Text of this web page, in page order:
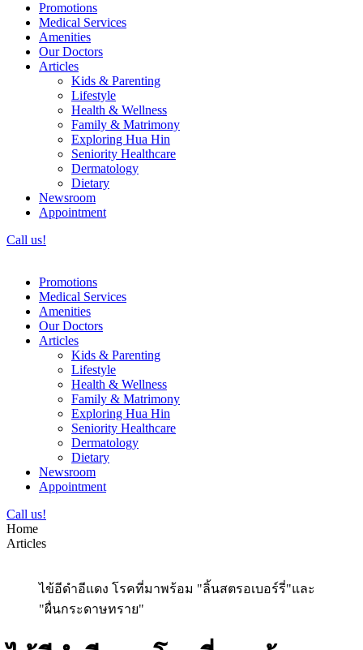
Promotions
Medical Services
Amenities
Our Doctors
Articles
Kids & Parenting
Lifestyle
Health & Wellness
Family & Matrimony
Exploring Hua Hin
Seniority Healthcare
Dermatology
Dietary
Newsroom
Appointment
Call us!
Promotions
Medical Services
Amenities
Our Doctors
Articles
Kids & Parenting
Lifestyle
Health & Wellness
Family & Matrimony
Exploring Hua Hin
Seniority Healthcare
Dermatology
Dietary
Newsroom
Appointment
Call us!
Home
Articles
ไข้อีดำอีแดง โรคที่มาพร้อม "ลิ้นสตรอเบอร์รี่"และ
"ผื่นกระดาษทราย"